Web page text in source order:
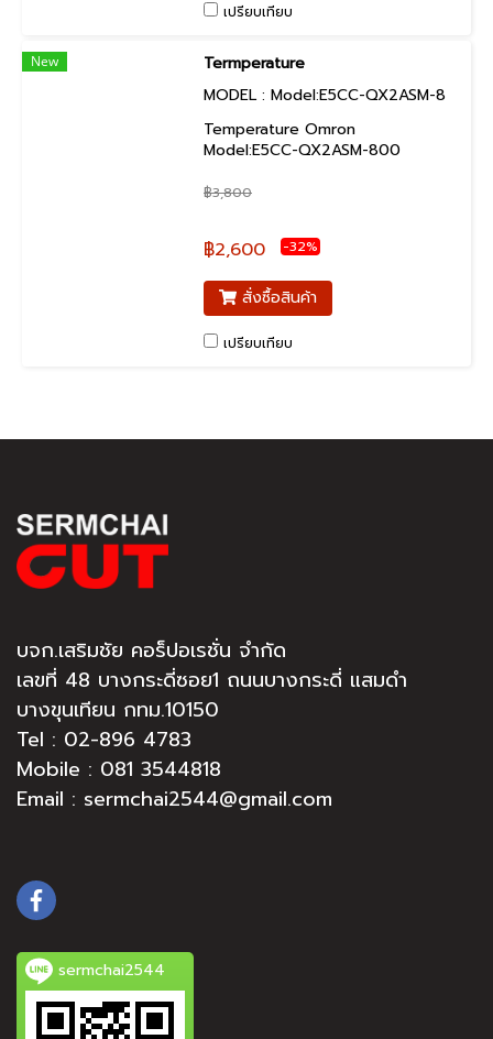
เปรียบเทียบ
New
Termperature
MODEL : Model:E5CC-QX2ASM-8
Temperature Omron
Model:E5CC-QX2ASM-800
฿3,800
฿2,600 -32%
สั่งซื้อสินค้า
เปรียบเทียบ
บจก.เสริมชัย คอร็ปอเรชั่น จำกัด
เลขที่ 48 บางกระดี่ซอย1 ถนนบางกระดี่ แสมดำ
บางขุนเทียน กทม.10150
Tel : 02-896 4783
Mobile : 081 3544818
Email : sermchai2544@gmail.com
sermchai2544